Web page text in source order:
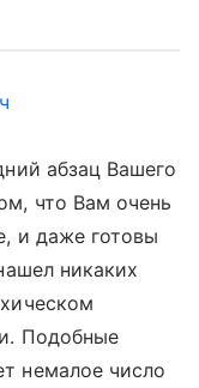
абзац Вашего
что Вам очень
и даже готовы
никаких
Подобные
немалое число